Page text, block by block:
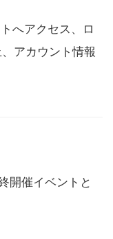
へアクセス、ロ
アカウント情報
開催イベントと